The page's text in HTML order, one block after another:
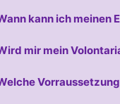
kann ich meinen
mir mein